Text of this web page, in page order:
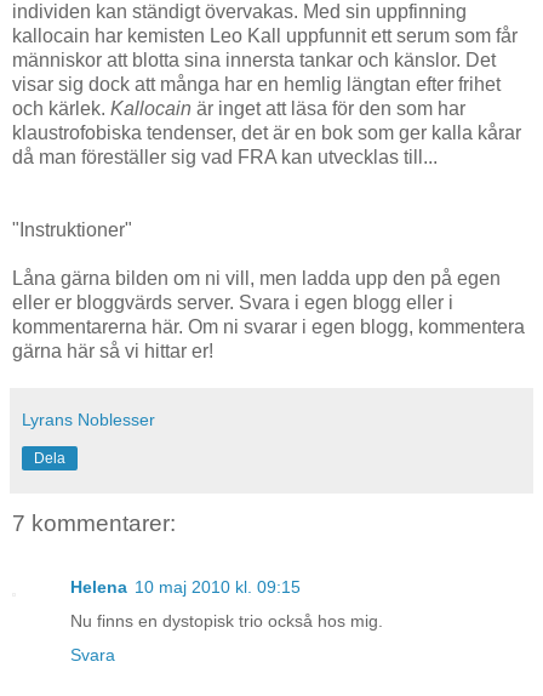
individen kan ständigt övervakas. Med sin uppfinning
kallocain har kemisten Leo Kall uppfunnit ett serum som får
människor att blotta sina innersta tankar och känslor. Det
visar sig dock att många har en hemlig längtan efter frihet
och kärlek. Kallocain är inget att läsa för den som har
klaustrofobiska tendenser, det är en bok som ger kalla kårar
då man föreställer sig vad FRA kan utvecklas till...
"Instruktioner"
Låna gärna bilden om ni vill, men ladda upp den på egen
eller er bloggvärds server. Svara i egen blogg eller i
kommentarerna här. Om ni svarar i egen blogg, kommentera
gärna här så vi hittar er!
Lyrans Noblesser
Dela
7 kommentarer:
Helena 10 maj 2010 kl. 09:15
Nu finns en dystopisk trio också hos mig.
Svara